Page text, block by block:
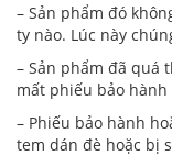
– Sản phẩm đó
ty nào. Lúc này
– Sản phẩm đã quá
mất phiếu bảo hành
– Phiếu bảo hành
tem dán đè hoặc bị